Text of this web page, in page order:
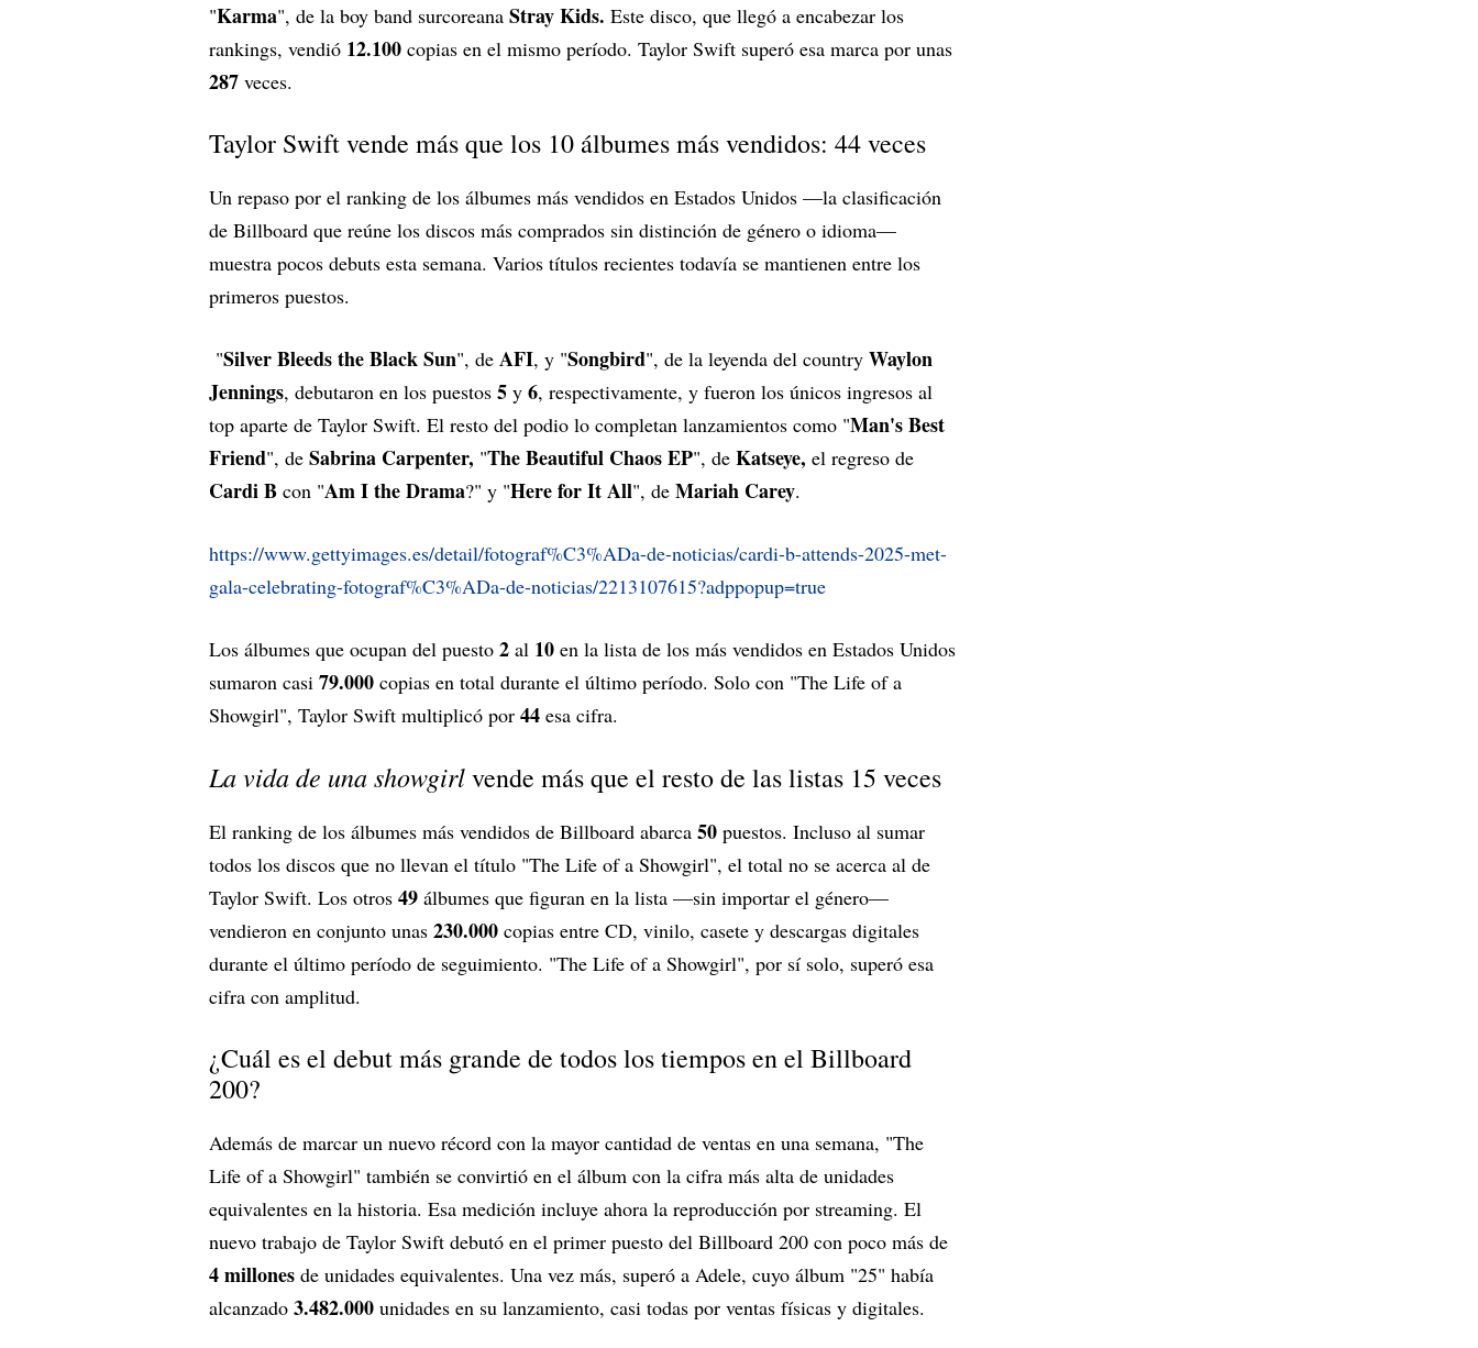
"Karma", de la boy band surcoreana Stray Kids. Este disco, que llegó a encabezar los
rankings, vendió 12.100 copias en el mismo período. Taylor Swift superó esa marca por unas
287 veces.
Taylor Swift vende más que los 10 álbumes más vendidos: 44 veces
Un repaso por el ranking de los álbumes más vendidos en Estados Unidos —la clasificación
de Billboard que reúne los discos más comprados sin distinción de género o idioma—
muestra pocos debuts esta semana. Varios títulos recientes todavía se mantienen entre los
primeros puestos.
"Silver Bleeds the Black Sun", de AFI, y "Songbird", de la leyenda del country Waylon
Jennings, debutaron en los puestos 5 y 6, respectivamente, y fueron los únicos ingresos al
top aparte de Taylor Swift. El resto del podio lo completan lanzamientos como "Man's Best
Friend", de Sabrina Carpenter, "The Beautiful Chaos EP", de Katseye, el regreso de
Cardi B con "Am I the Drama?" y "Here for It All", de Mariah Carey.
https://www.gettyimages.es/detail/fotograf%C3%ADa-de-noticias/cardi-b-attends-2025-met-
gala-celebrating-fotograf%C3%ADa-de-noticias/2213107615?adppopup=true
Los álbumes que ocupan del puesto 2 al 10 en la lista de los más vendidos en Estados Unidos
sumaron casi 79.000 copias en total durante el último período. Solo con "The Life of a
Showgirl", Taylor Swift multiplicó por 44 esa cifra.
La vida de una showgirlvende más que el resto de las listas 15 veces
El ranking de los álbumes más vendidos de Billboard abarca 50 puestos. Incluso al sumar
todos los discos que no llevan el título "The Life of a Showgirl", el total no se acerca al de
Taylor Swift. Los otros 49 álbumes que figuran en la lista —sin importar el género—
vendieron en conjunto unas 230.000 copias entre CD, vinilo, casete y descargas digitales
durante el último período de seguimiento. "The Life of a Showgirl", por sí solo, superó esa
cifra con amplitud.
¿Cuál es el debut más grande de todos los tiempos en el Billboard
200?
Además de marcar un nuevo récord con la mayor cantidad de ventas en una semana, "The
Life of a Showgirl" también se convirtió en el álbum con la cifra más alta de unidades
equivalentes en la historia. Esa medición incluye ahora la reproducción por streaming. El
nuevo trabajo de Taylor Swift debutó en el primer puesto del Billboard 200 con poco más de
4 millones de unidades equivalentes. Una vez más, superó a Adele, cuyo álbum "25" había
alcanzado 3.482.000 unidades en su lanzamiento, casi todas por ventas físicas y digitales.